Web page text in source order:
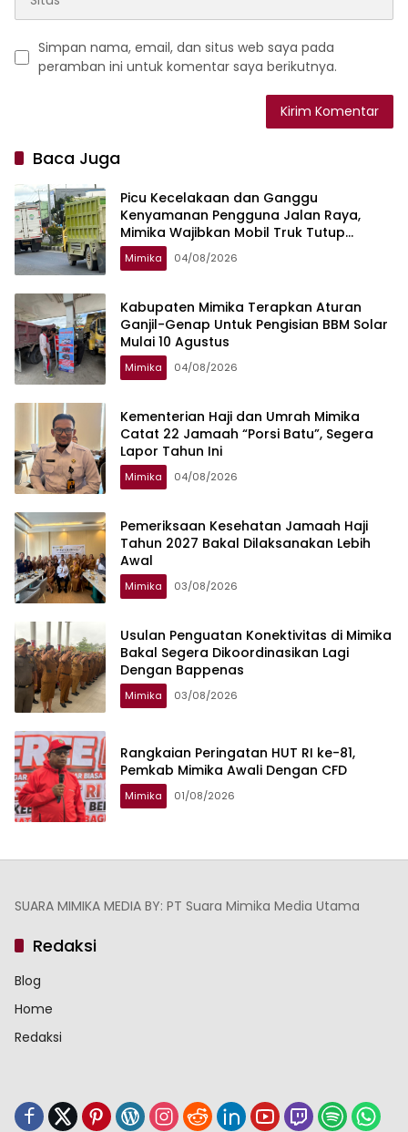
Simpan nama, email, dan situs web saya pada
peramban ini untuk komentar saya berikutnya.
Baca Juga
Picu Kecelakaan dan Ganggu
Kenyamanan Pengguna Jalan Raya,
Mimika Wajibkan Mobil Truk Tutup
Muatan Pakai Terpal
Mimika 04/08/2026
Kabupaten Mimika Terapkan Aturan
Ganjil-Genap Untuk Pengisian BBM Solar
Mulai 10 Agustus
Mimika 04/08/2026
Kementerian Haji dan Umrah Mimika
Catat 22 Jamaah “Porsi Batu”, Segera
Lapor Tahun Ini
Mimika 04/08/2026
Pemeriksaan Kesehatan Jamaah Haji
Tahun 2027 Bakal Dilaksanakan Lebih
Awal
Mimika 03/08/2026
Usulan Penguatan Konektivitas di Mimika
Bakal Segera Dikoordinasikan Lagi
Dengan Bappenas
Mimika 03/08/2026
Rangkaian Peringatan HUT RI ke-81,
Pemkab Mimika Awali Dengan CFD
Mimika 01/08/2026
SUARA MIMIKA MEDIA BY: PT Suara Mimika Media Utama
Redaksi
Blog
Home
Redaksi